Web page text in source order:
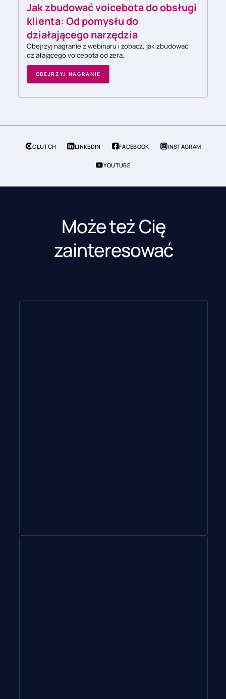
Jak zbudować voicebota do obsługi
klienta: Od pomysłu do
działającego narzędzia
Obejrzyj nagranie z webinaru i zobacz, jak zbudować
działającego voicebota od zera.
OBEJRZYJ NAGRANIE
CLUTCH LINKEDIN FACEBOOK INSTAGRAM
YOUTUBE
Może też Cię
zainteresować